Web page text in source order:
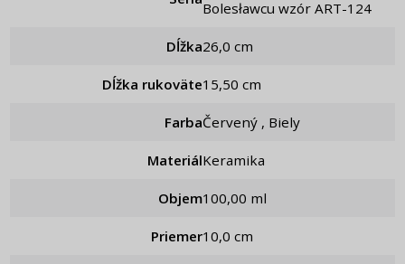
Bolesławcu wzór ART-124
Dĺžka 26,0 cm
Dĺžka rukoväte 15,50 cm
Farba Červený , Biely
Materiál Keramika
Objem 100,00 ml
Priemer 10,0 cm